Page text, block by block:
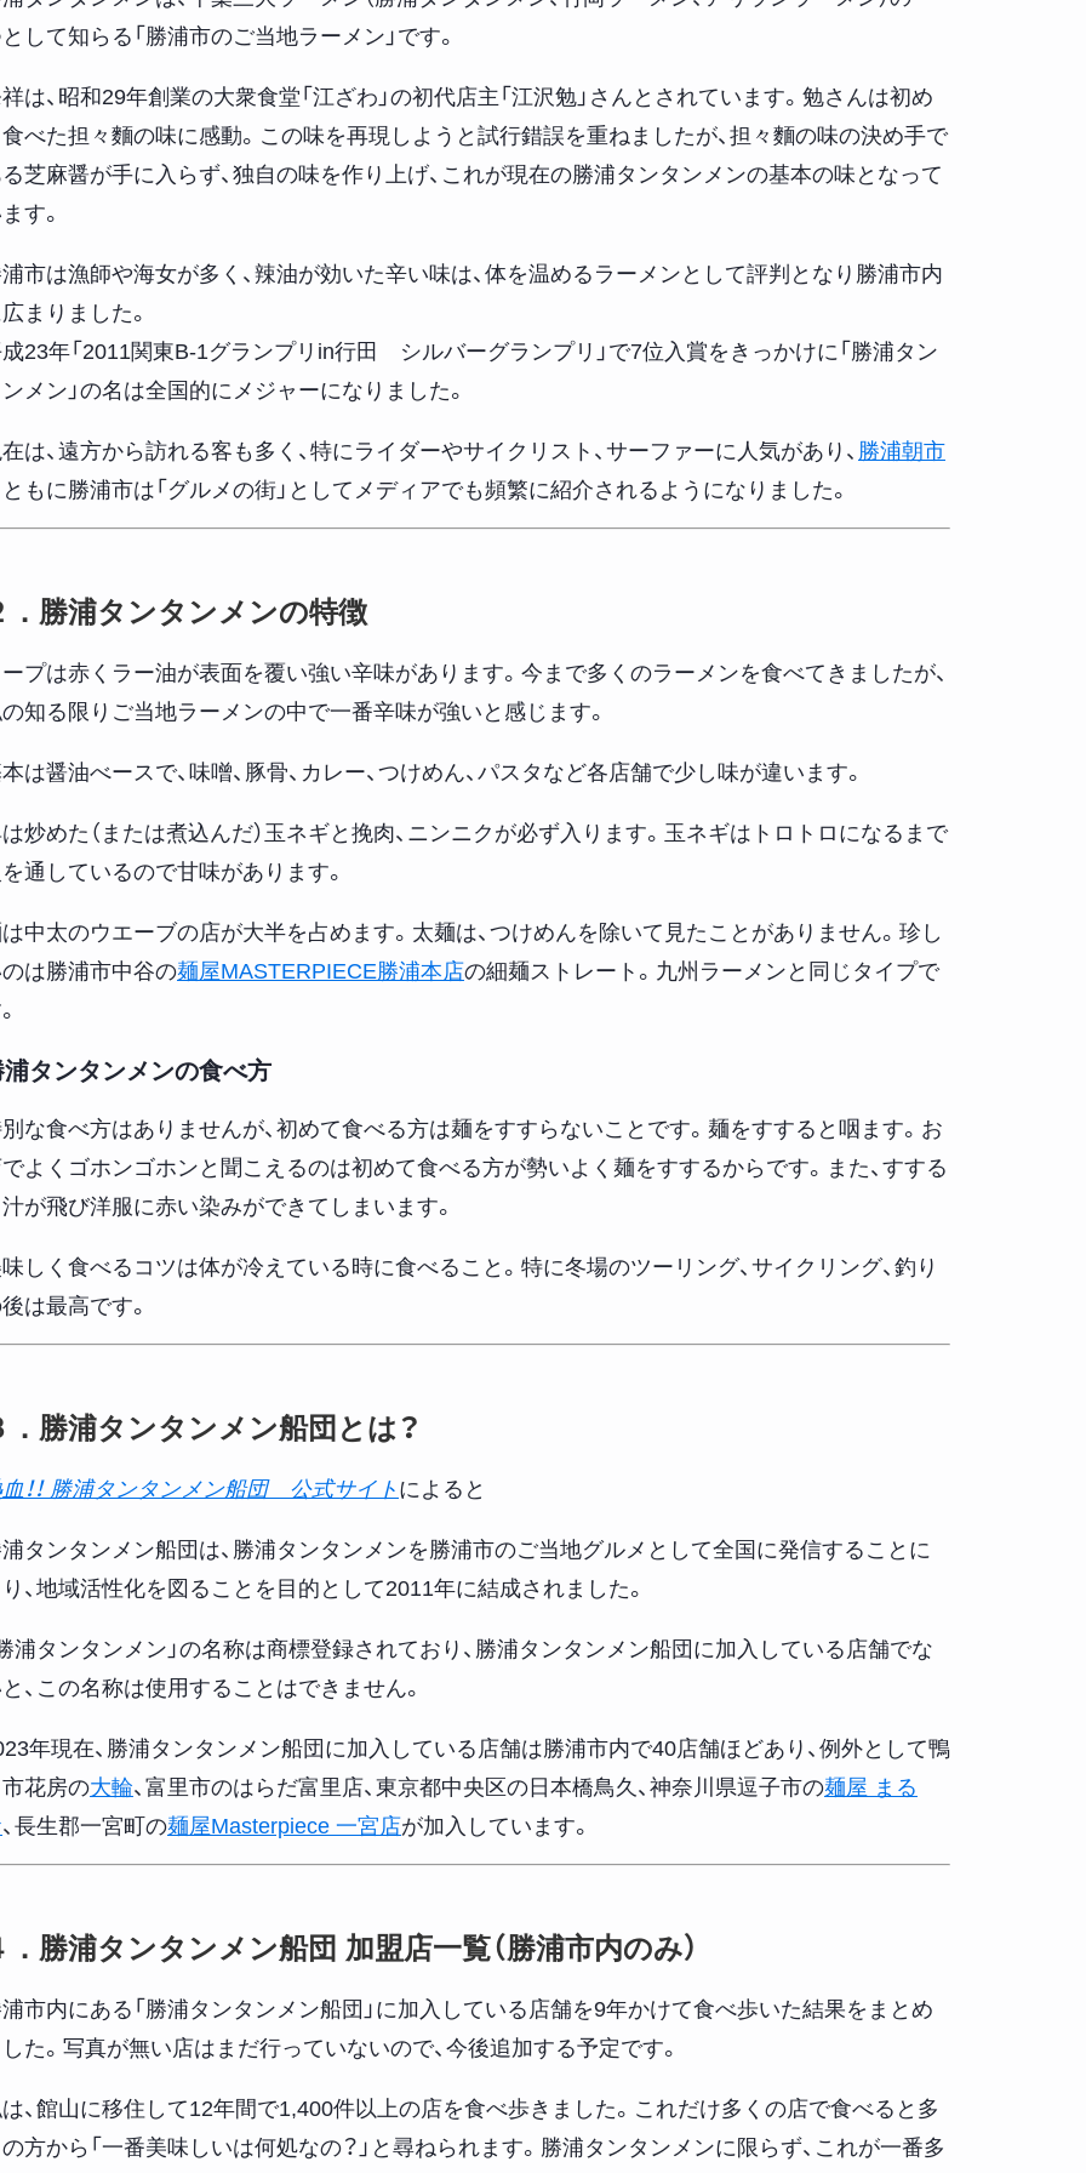
して知らる「勝浦市のご当地ラーメン」です。
は、昭和29年創業の大衆食堂「江ざわ」の初代店主「江沢勉」さんとされています。勉さんは初め
べた担々麵の味に感動。この味を再現しようと試行錯誤を重ねましたが、担々麵の味の決め手で
芝麻醤が手に入らず、独自の味を作り上げ、これが現在の勝浦タンタンメンの基本の味となって
す。
市は漁師や海女が多く、辣油が効いた辛い味は、体を温めるラーメンとして評判となり勝浦市内
まりました。
23年「2011関東B-1グランプリin行田 シルバーグランプリ」で7位入賞をきっかけに「勝浦タン
メン」の名は全国的にメジャーになりました。
は、遠方から訪れる客も多く、特にライダーやサイクリスト、サーファーに人気があり、 勝浦朝市
もに勝浦市は「グルメの街」としてメディアでも頻繁に紹介されるようになりました。
．勝浦タンタンメンの特徴
プは赤くラー油が表面を覆い強い辛味があります。今まで多くのラーメンを食べてきましたが、
知る限りご当地ラーメンの中で一番辛味が強いと感じます。
は醤油べースで、味噌、豚骨、カレー、つけめん、パスタなど各店舗で少し味が違います。
炒めた（または煮込んだ）玉ネギと挽肉、ニンニクが必ず入ります。玉ネギはトロトロになるまで
通しているので甘味があります。
中太のウエーブの店が大半を占めます。太麺は、つけめんを除いて見たことがありません。珍し
は勝浦市中谷の麺屋MASTERPIECE勝浦本店の細麺ストレート。九州ラーメンと同じタイプで
浦タンタンメンの食べ方
な食べ方はありませんが、初めて食べる方は麺をすすらないことです。麺をすすると咽ます。お
よくゴホンゴホンと聞こえるのは初めて食べる方が勢いよく麺をすするからです。また、すする
が飛び洋服に赤い染みができてしまいます。
しく食べるコツは体が冷えている時に食べること。特に冬場のツーリング、サイクリング、釣り
は最高です。
．勝浦タンタンメン船団とは？
！！ 勝浦タンタンメン船団 公式サイト によると
タンタンメン船団は、勝浦タンタンメンを勝浦市のご当地グルメとして全国に発信することに
、地域活性化を図ることを目的として2011年に結成されました。
浦タンタンメン」の名称は商標登録されており、勝浦タンタンメン船団に加入している店舗でな
、この名称は使用することはできません。
年現在、勝浦タンタンメン船団に加入している店舗は勝浦市内で40店舗ほどあり、例外として鴨
花房の大輪、富里市のはらだ富里店、東京都中央区の日本橋鳥久、神奈川県逗子市の麺屋 まる
、長生郡一宮町の麺屋Masterpiece 一宮店が加入しています。
．勝浦タンタンメン船団 加盟店一覧（勝浦市内のみ）
市内にある「勝浦タンタンメン船団」に加入している店舗を9年かけて食べ歩いた結果をまとめ
た。写真が無い店はまだ行っていないので、今後追加する予定です。
、館山に移住して12年間で1,400件以上の店を食べ歩きました。これだけ多くの店で食べると多
方から「一番美味しいは何処なの？」と尋ねられます。勝浦タンタンメンに限らず、これが一番多